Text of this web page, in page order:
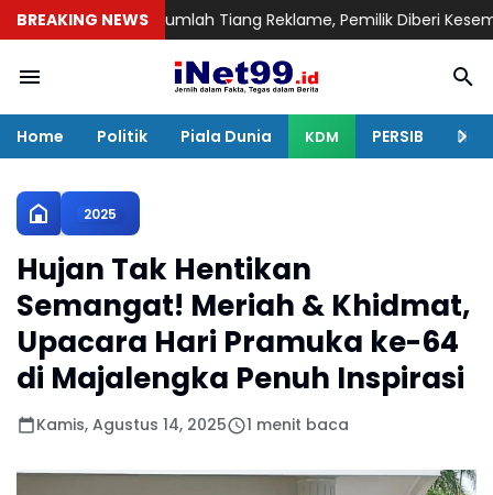
BREAKING NEWS
Sejumlah Tiang Reklame, Pemilik Diberi Kesempatan
Home Politik Piala Dunia KDM PERSIB
2025
Hujan Tak Hentikan
Semangat! Meriah & Khidmat,
Upacara Hari Pramuka ke-64
di Majalengka Penuh Inspirasi
Kamis, Agustus 14, 2025 1 menit baca